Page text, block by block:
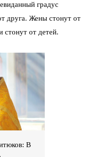
градус
друга. Жены стонут от
от детей.
В